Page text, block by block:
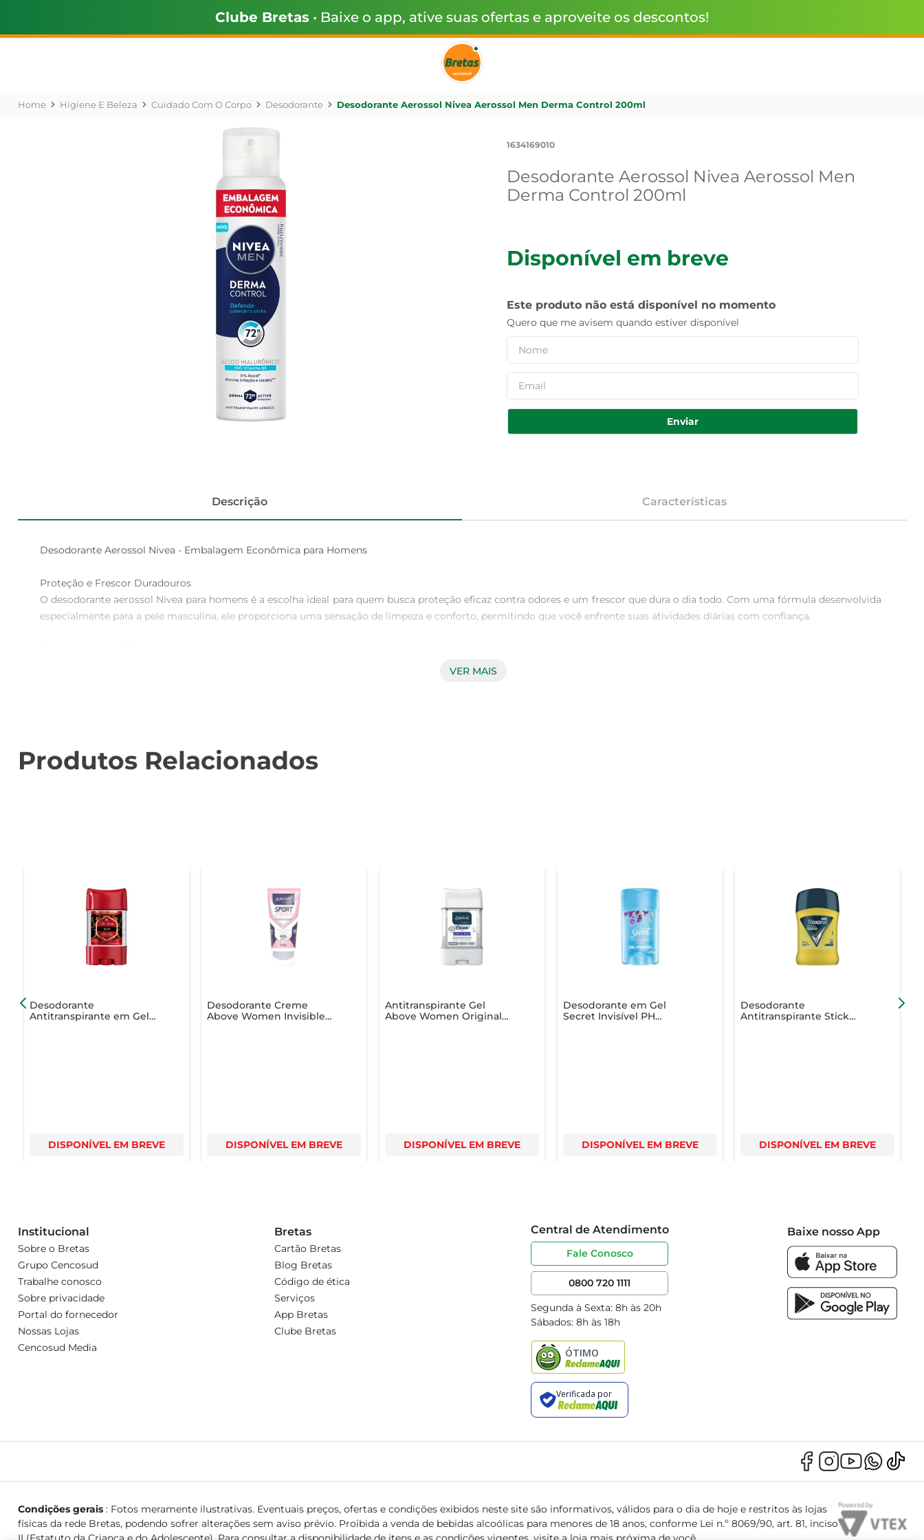
Clube Bretas • Baixe o app, ative suas ofertas e aproveite os descontos!
Higiene E Beleza Cuidado Com O Corpo Desodorante Desodorante Aerossol Nivea Aerossol Men Derma Control 200ml
1634169010
Desodorante Aerossol Nivea Aerossol Men
Derma Control 200ml
Disponível em breve
Este produto não está disponível no momento
Quero que me avisem quando estiver disponível
Enviar
Descrição Características
Desodorante Aerossol Nivea - Embalagem Econômica para Homens
Proteção e Frescor Duradouros
O desodorante aerossol Nivea para homens é a escolha ideal para quem busca proteção eficaz contra odores e um frescor que dura o dia todo. Com uma fórmula desenvolvida
especialmente para a pele masculina, ele proporciona uma sensação de limpeza e conforto, permitindo que você enfrente suas atividades diárias com confiança.
Este desodorante combina a tecnologia de proteção da Nivea com ingredientes que respeitam a pele. Sua fórmula é dermatologicamente testada, garantindo que mesmo os
um design que facilita a aplicação, você pode usá-lo a qualquer hora e em qualquer lugar, tornando sua rotina mais simples e eficiente.
VER MAIS
Produtos Relacionados
Desodorante
Antitranspirante em Gel
DISPONÍVEL EM BREVE
Desodorante Creme
Above Women Invisible
DISPONÍVEL EM BREVE
Antitranspirante Gel
Above Women Original
DISPONÍVEL EM BREVE
Desodorante em Gel
Secret Invisível PH
DISPONÍVEL EM BREVE
Desodorante
Antitranspirante Stick
DISPONÍVEL EM BREVE
Institucional
Sobre o Bretas
Grupo Cencosud
Trabalhe conosco
Sobre privacidade
Portal do fornecedor
Nossas Lojas
Cencosud Media
Bretas
Cartão Bretas
Blog Bretas
Código de ética
Serviços
App Bretas
Clube Bretas
Central de Atendimento
Fale Conosco
0800 720 1111
Segunda à Sexta: 8h às 20h
Sábados: 8h às 18h
Baixe nosso App
Condições gerais: Fotos meramente ilustrativas. Eventuais preços, ofertas e condições exibidos neste site são informativos, válidos para o dia de hoje e restritos às lojas
físicas da rede Bretas, podendo sofrer alterações sem aviso prévio. Proibida a venda de bebidas alcoólicas para menores de 18 anos, conforme Lei n.º 8069/90, art. 81, inciso